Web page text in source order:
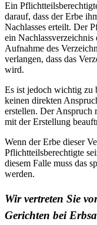
Ein
darauf, dass der Erbe
Nachlasses erteilt. Der
ein
Aufnahme des
verlangen, dass das
wird.
Es ist jedoch wichtig zu
keinen direkten
erstellen. Der Anspruch
mit der Erstellung
Wenn der Erbe dieser
Pflichtteilsberechtigte
diesem Falle muss das
werden.
Wir vertreten Sie
Gerichten bei